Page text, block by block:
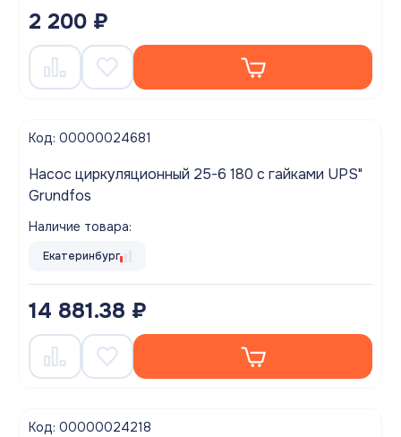
2 200 ₽
Код: 00000024681
Насос циркуляционный 25-6 180 с гайками UPS"
Grundfos
Наличие товара:
Екатеринбург
14 881.38 ₽
Код: 00000024218